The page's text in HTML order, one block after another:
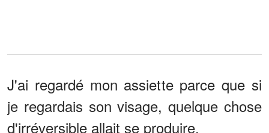
J'ai regardé mon assiette parce que si
je regardais son visage, quelque chose
d'irréversible allait se produire.